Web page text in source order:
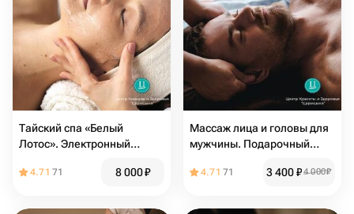
Тайский спа «Белый
Лотос». Электронный
спа4.71 71 8 000₽
Массаж лица и головы для
мужчины. Подарочный
4.71 71 3 400₽4 000₽